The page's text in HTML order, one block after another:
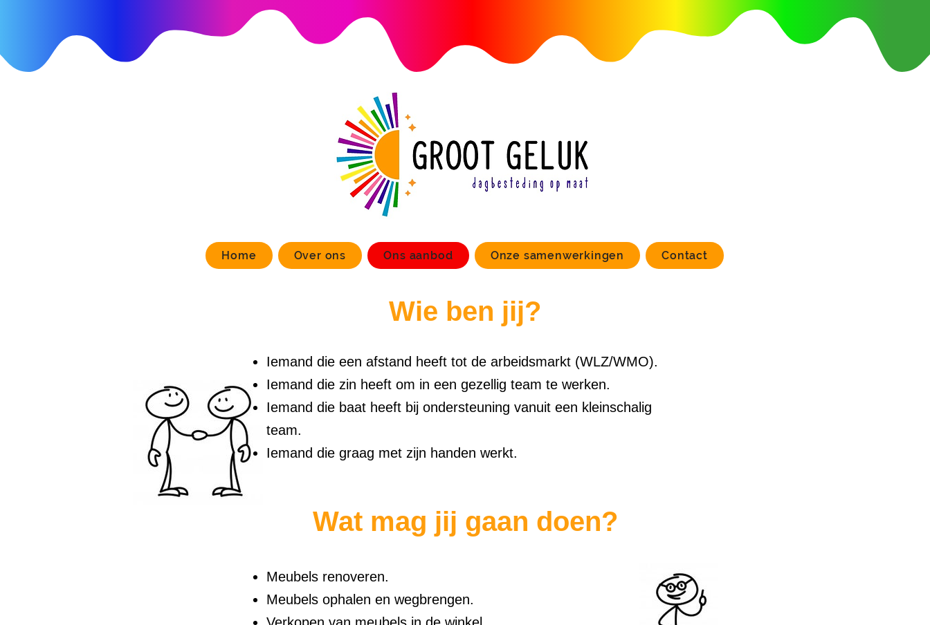
Home Over ons Ons aanbod Onze samenwerkingen Contact
Wie ben jij?
Iemand die een afstand heeft tot de arbeidsmarkt (WLZ/WMO).
Iemand die zin heeft om in een gezellig team te werken.
Iemand die baat heeft bij ondersteuning vanuit een kleinschalig
team.
Iemand die graag met zijn handen werkt.
Wat mag jij gaan doen?
Meubels renoveren.
Meubels ophalen en wegbrengen.